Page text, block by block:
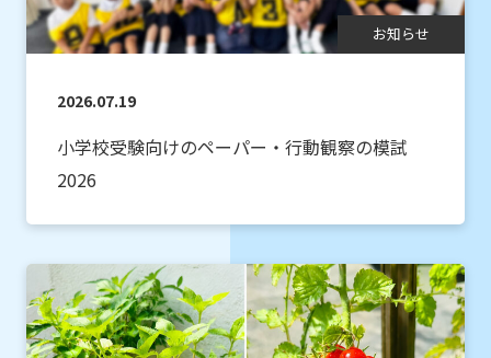
お知らせ
2026.07.19
小学校受験向けのペーパー・行動観察の模試
2026